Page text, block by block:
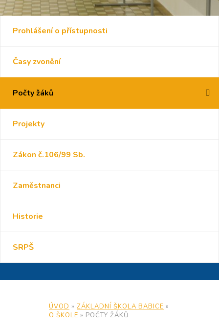
Prohlášení o přístupnosti
Časy zvonění
Počty žáků
Projekty
Zákon č.106/99 Sb.
Zaměstnanci
Historie
SRPŠ
ÚVOD » ZÁKLADNÍ ŠKOLA BABICE »
O ŠKOLE » POČTY ŽÁKŮ